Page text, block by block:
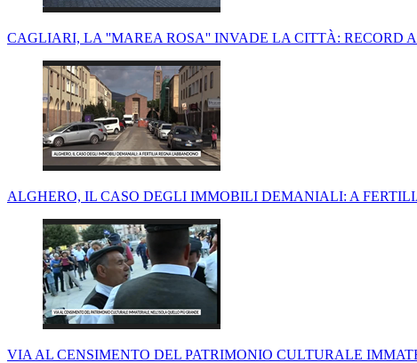
CAGLIARI, LA ''MAREA ROSA'' INVADE LA CITTÀ: RECORD
ALGHERO, IL CASO DEGLI IMMOBILI DEMANIALI: A
VIA AL CENSIMENTO DEL PATRIMONIO CULTURALE